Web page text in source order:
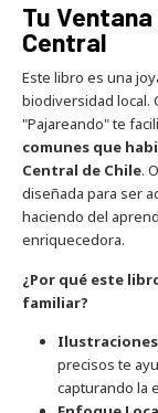
Tu
Central
Este libro es una
biodiversidad local.
"Pajareando" te
comunes que
Central de Chile.
diseñada para ser
haciendo del
enriquecedora.
¿Por qué este
familiar?
precisos te
capturando la